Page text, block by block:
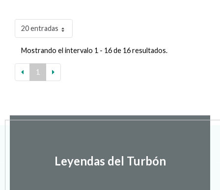
20 entradas
Mostrando el intervalo 1 - 16 de 16 resultados.
1
Leyendas del Turbón